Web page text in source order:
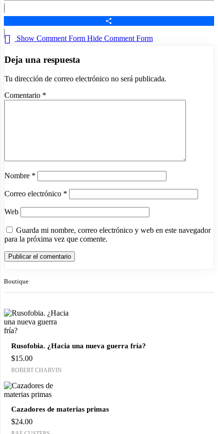
Email
Compartir
Show Comment Form Hide Comment Form
Deja una respuesta
Tu dirección de correo electrónico no será publicada.
Comentario *
Nombre *
Correo electrónico *
Web
Guarda mi nombre, correo electrónico y web en este navegador
para la próxima vez que comente.
Boutique
Rusofobia. ¿Hacia una nueva guerra fría?
$15.00
ROBERT CHARVIN
Cazadores de materias primas
$24.00